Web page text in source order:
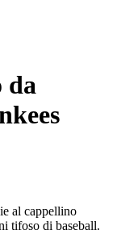
da
al cappellino
tifoso di baseball.